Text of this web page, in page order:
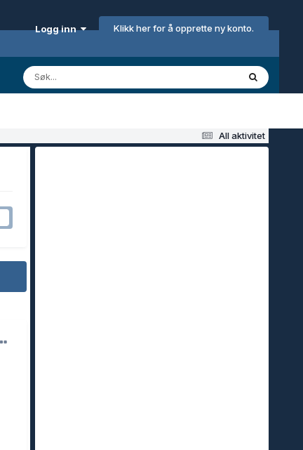
Logg inn Klikk her for å opprette ny konto.
All aktivitet